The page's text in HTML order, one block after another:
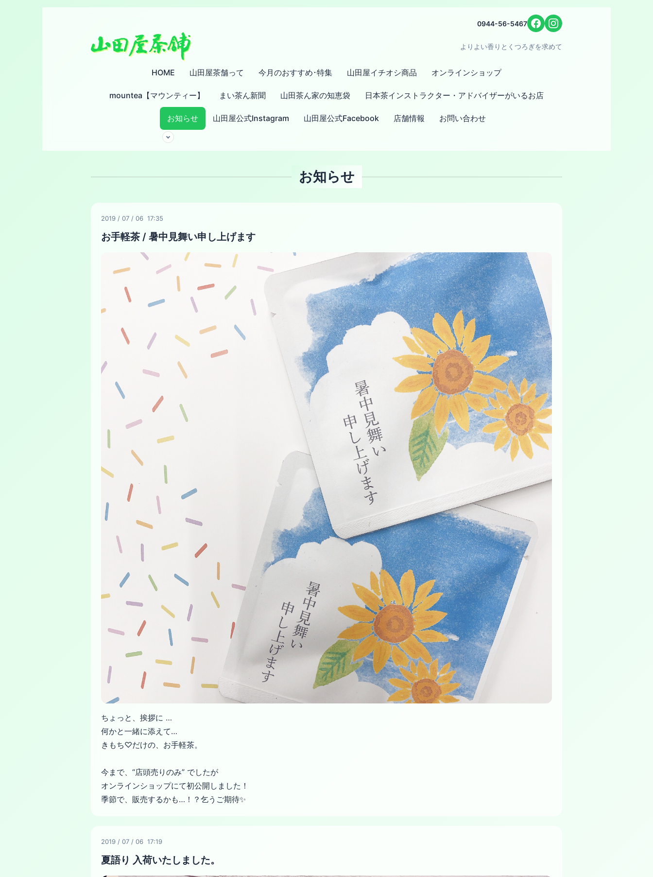
0944-56-5467
よりよい香りとくつろぎを求めて
HOME 山田屋茶舗って 今月のおすすめ･特集 山田屋イチオシ商品 オンラインショップ
mountea【マウンティー】 まい茶ん新聞 山田茶ん家の知恵袋 日本茶インストラクター・アドバイザーがいるお店
お知らせ 山田屋公式Instagram 山田屋公式Facebook 店舗情報 お問い合わせ
お知らせ
2019 / 07 / 06 17:35
お手軽茶 / 暑中見舞い申し上げます
ちょっと、挨拶に …
何かと一緒に添えて…
きもち♡だけの、お手軽茶。
今まで、“店頭売りのみ” でしたが
オンラインショップにて初公開しました！
季節で、販売するかも…！？乞うご期待✨
2019 / 07 / 06 17:19
夏語り 入荷いたしました。